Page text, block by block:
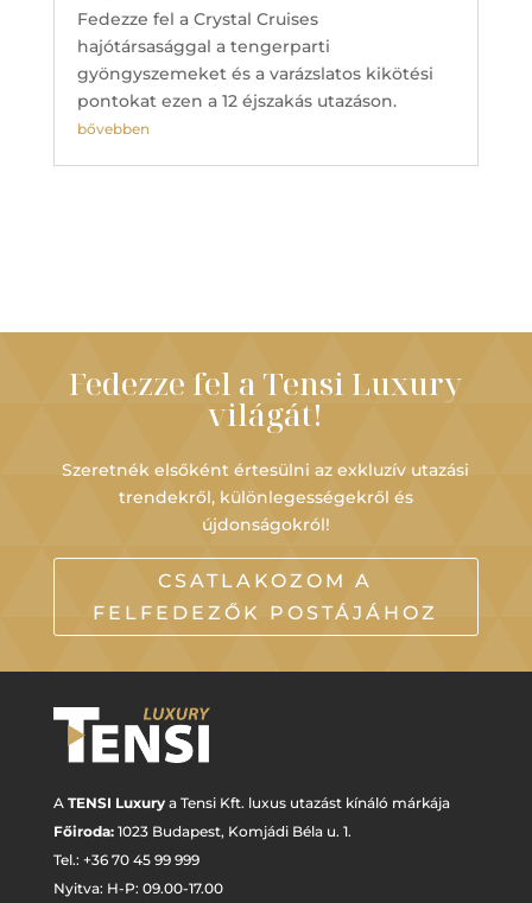
Fedezze fel a Crystal Cruises
hajótársasággal a tengerparti
gyöngyszemeket és a varázslatos kikötési
pontokat ezen a 12 éjszakás utazáson.
bővebben
Fedezze fel a Tensi Luxury
világát!
Szeretnék elsőként értesülni az exkluzív utazási
trendekről, különlegességekről és
újdonságokról!
CSATLAKOZOM A
FELFEDEZŐK POSTÁJÁHOZ
A TENSI Luxurya Tensi Kft. luxus utazást kínáló márkája
Főiroda: 1023 Budapest, Komjádi Béla u. 1.
Tel.: +36 70 45 99 999
Nyitva: H-P: 09.00-17.00